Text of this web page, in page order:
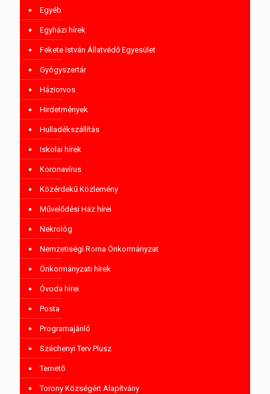
Egyéb
Egyházi hírek
Fekete István Állatvédő Egyesület
Gyógyszertár
Háziorvos
Hirdetmények
Hulladékszállítás
Iskolai hírek
Koronavírus
Közérdekű Közlemény
Művelődési Ház hírei
Nekrológ
Nemzetiségi Roma Önkormányzat
Önkormányzati hírek
Óvoda hírei
Posta
Programajánló
Széchenyi Terv Plusz
Temető
Torony Községért Alapítvány